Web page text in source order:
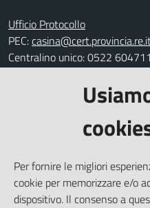
Per fornire le migliori
cookie per memorizzare e/o
dispositivo. Il consenso a
Ufficio Protocollo
PEC:
Centralino unico: 0522 604711
Segnalazione disservizio
Amministrazione trasparente
Informativa privacy